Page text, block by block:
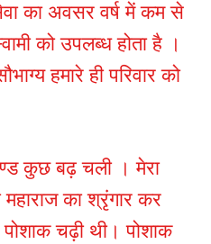
का अवसर वर्ष में कम से
को उपलब्ध होता है ।
हमारे ही परिवार को
कुछ बढ़ चली । मेरा
महाराज का श्रृंगार कर
चढ़ी थी। पोशाक